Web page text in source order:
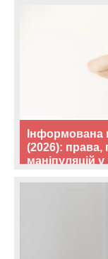
Інформована
(2026): права,
маніпуляцій